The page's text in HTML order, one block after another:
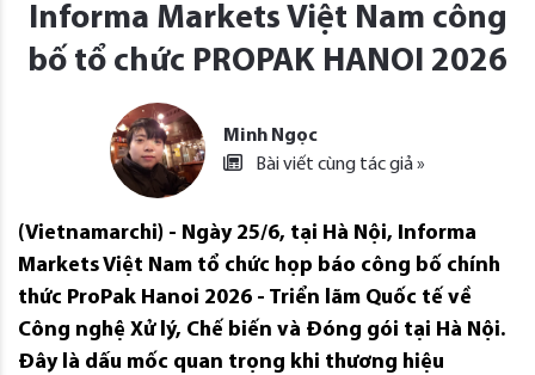
Informa Markets Việt Nam công
bố tổ chức PROPAK HANOI 2026
Minh Ngọc
Bài viết cùng tác giả »
(Vietnamarchi) - Ngày 25/6, tại Hà Nội, Informa
Markets Việt Nam tổ chức họp báo công bố chính
thức ProPak Hanoi 2026 - Triển lãm Quốc tế về
Công nghệ Xử lý, Chế biến và Đóng gói tại Hà Nội.
Đây là dấu mốc quan trọng khi thương hiệu